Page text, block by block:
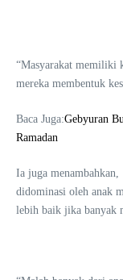
“Masyarakat memiliki
mereka membentuk
Baca Juga:Gebyuran
Ramadan
Ia juga
didominasi oleh anak
lebih baik jika banyak